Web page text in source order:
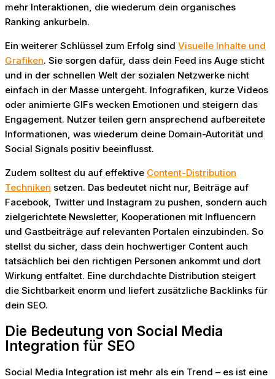
mehr Interaktionen, die wiederum dein organisches
Ranking ankurbeln.
Ein weiterer Schlüssel zum Erfolg sind Visuelle Inhalte und
Grafiken. Sie sorgen dafür, dass dein Feed ins Auge sticht
und in der schnellen Welt der sozialen Netzwerke nicht
einfach in der Masse untergeht. Infografiken, kurze Videos
oder animierte GIFs wecken Emotionen und steigern das
Engagement. Nutzer teilen gern ansprechend aufbereitete
Informationen, was wiederum deine Domain-Autorität und
Social Signals positiv beeinflusst.
Zudem solltest du auf effektive Content-Distribution
Techniken setzen. Das bedeutet nicht nur, Beiträge auf
Facebook, Twitter und Instagram zu pushen, sondern auch
zielgerichtete Newsletter, Kooperationen mit Influencern
und Gastbeiträge auf relevanten Portalen einzubinden. So
stellst du sicher, dass dein hochwertiger Content auch
tatsächlich bei den richtigen Personen ankommt und dort
Wirkung entfaltet. Eine durchdachte Distribution steigert
die Sichtbarkeit enorm und liefert zusätzliche Backlinks für
dein SEO.
Die Bedeutung von Social Media
Integration für SEO
Social Media Integration ist mehr als ein Trend – es ist eine